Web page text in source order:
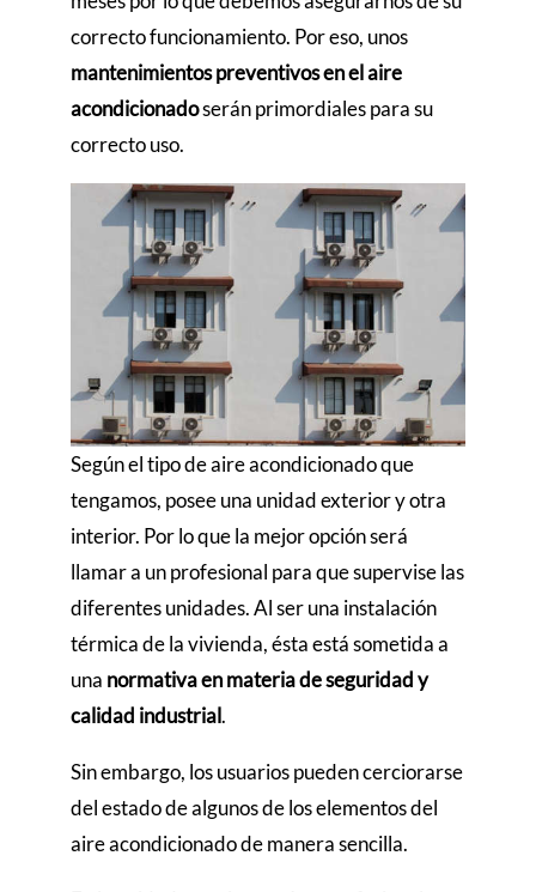
correcto funcionamiento. Por eso, unos
mantenimientos preventivos en el aire
acondicionadoserán primordiales para su
correcto uso.
Según el tipo de aire acondicionado que
tengamos, posee una unidad exterior y otra
interior. Por lo que la mejor opción será
llamar a un profesional para que supervise las
diferentes unidades. Al ser una instalación
térmica de la vivienda, ésta está sometida a
una normativa en materia de seguridad y
calidad industrial.
Sin embargo, los usuarios pueden cerciorarse
del estado de algunos de los elementos del
aire acondicionado de manera sencilla.